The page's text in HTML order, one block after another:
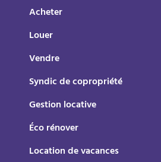
Acheter
Louer
Vendre
Syndic de copropriété
Gestion locative
Éco rénover
Location de vacances